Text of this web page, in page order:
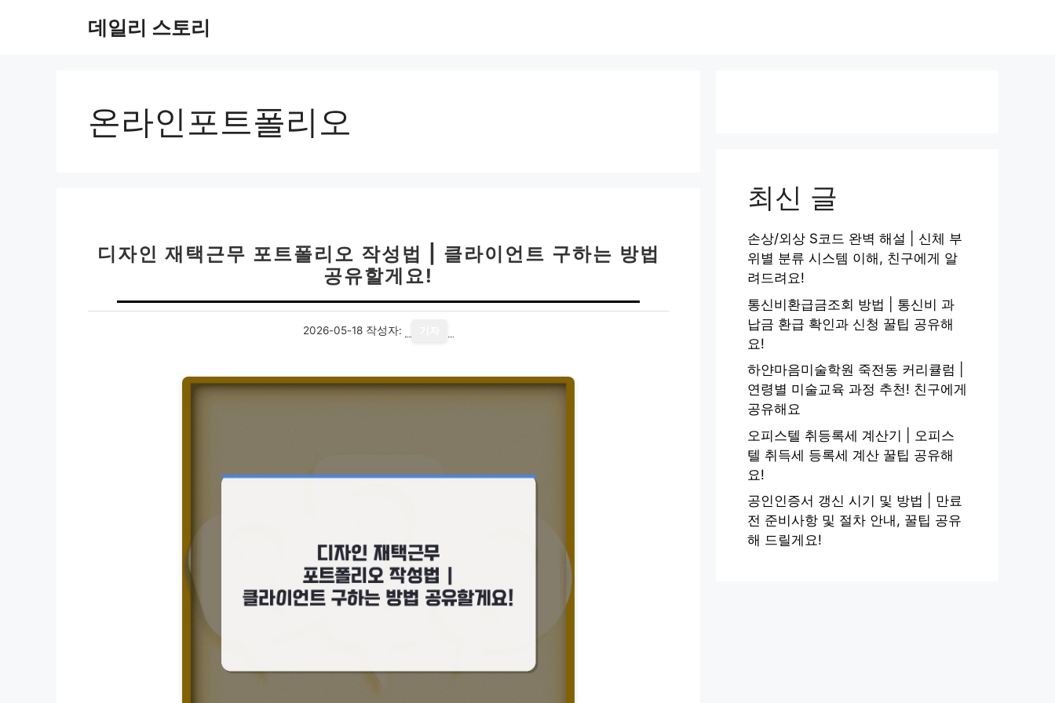
데일리 스토리
온라인포트폴리오
디자인 재택근무 포트폴리오 작성법 | 클라이언트 구하는 방법
공유할게요!
2026-05-18 작성자:
최신 글
손상/외상 S코드 완벽 해설 | 신체 부
위별 분류 시스템 이해, 친구에게 알
려드려요!
통신비환급금조회 방법 | 통신비 과
납금 환급 확인과 신청 꿀팁 공유해
요!
하얀마음미술학원 죽전동 커리큘럼 |
연령별 미술교육 과정 추천! 친구에게
공유해요
오피스텔 취등록세 계산기 | 오피스
텔 취득세 등록세 계산 꿀팁 공유해
요!
공인인증서 갱신 시기 및 방법 | 만료
전 준비사항 및 절차 안내, 꿀팁 공유
해 드릴게요!